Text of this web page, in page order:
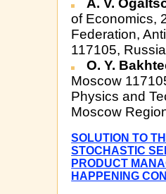
of Economics,
Federation,
117105,
O. Y.
Moscow
Physics and
Moscow
SOLUTION TO
STOCHASTIC
PRODUCT
HAPPENING